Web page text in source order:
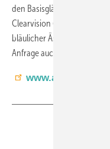
den Basisgläsern Clearlite
Clearvision (besonders
bläulicher Ästhetik und dem
Anfrage auch beidseitig
www.agc-